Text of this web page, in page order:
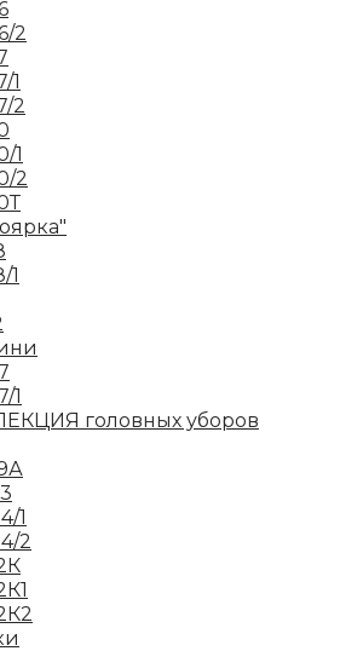
2
1
2
1
2
1
1
головных уборов
1
2